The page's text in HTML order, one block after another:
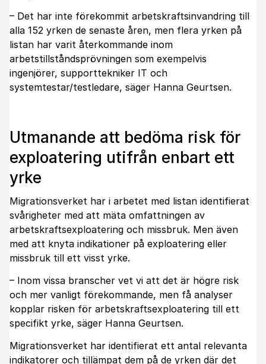
– Det har inte förekommit arbetskraftsinvandring till
alla 152 yrken de senaste åren, men flera yrken på
listan har varit återkommande inom
arbetstillståndsprövningen som exempelvis
ingenjörer, supporttekniker IT och
systemtestar/testledare, säger Hanna Geurtsen.
Utmanande att bedöma risk för
exploatering utifrån enbart ett
yrke
Migrationsverket har i arbetet med listan identifierat
svårigheter med att mäta omfattningen av
arbetskraftsexploatering och missbruk. Men även
med att knyta indikationer på exploatering eller
missbruk till ett visst yrke.
– Inom vissa branscher vet vi att det är högre risk
och mer vanligt förekommande, men få analyser
kopplar risken för arbetskraftsexploatering till ett
specifikt yrke, säger Hanna Geurtsen.
Migrationsverket har identifierat ett antal relevanta
indikatorer och tillämpat dem på de yrken där det